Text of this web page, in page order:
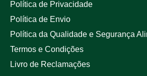
Política de Privacidade
Política de Envio
Política da Qualidade e Segurança
Termos e Condições
Livro de Reclamações